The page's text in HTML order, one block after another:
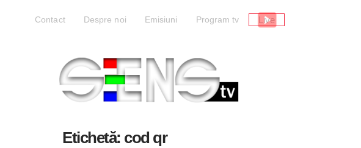
Contact Despre noi Emisiuni Program tv Live
Etichetă: cod qr